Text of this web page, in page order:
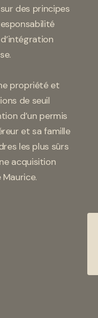
des principes
propriété et
de seuil
d’un permis
et sa famille
les plus sûrs
acquisition
Maurice.